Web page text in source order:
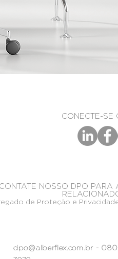
CONECTE-SE
CONTATE NOSSO DPO PARA
de Proteção e
dpo@alberflex.com.br -